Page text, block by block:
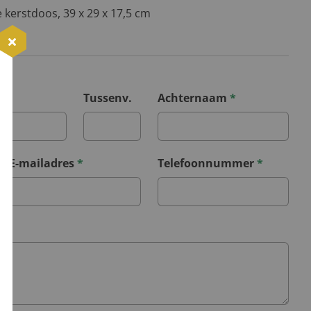
39 x 29 x 17,5 cm
Tussenv. Achternaam *
E-mailadres* Telefoonnummer*